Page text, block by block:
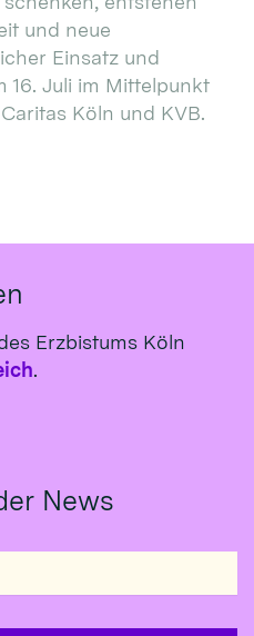
und neue
Einsatz und
16. Juli im Mittelpunkt
Köln und KVB.
Erzbistums Köln
.
News